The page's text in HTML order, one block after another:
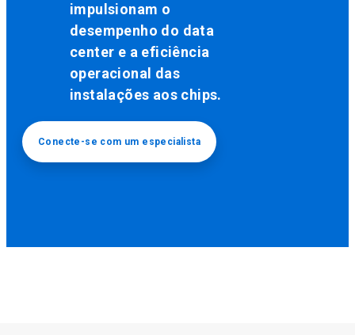
impulsionam o
desempenho do data
center e a eficiência
operacional das
instalações aos chips.
Conecte-se com um especialista